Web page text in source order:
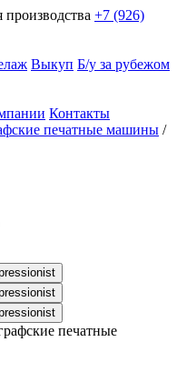
+7 (926)
Выкуп Б/у за рубежом
Контакты
печатные машины /
печатные